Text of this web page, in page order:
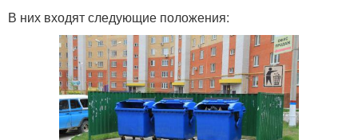
В них входят следующие положения: